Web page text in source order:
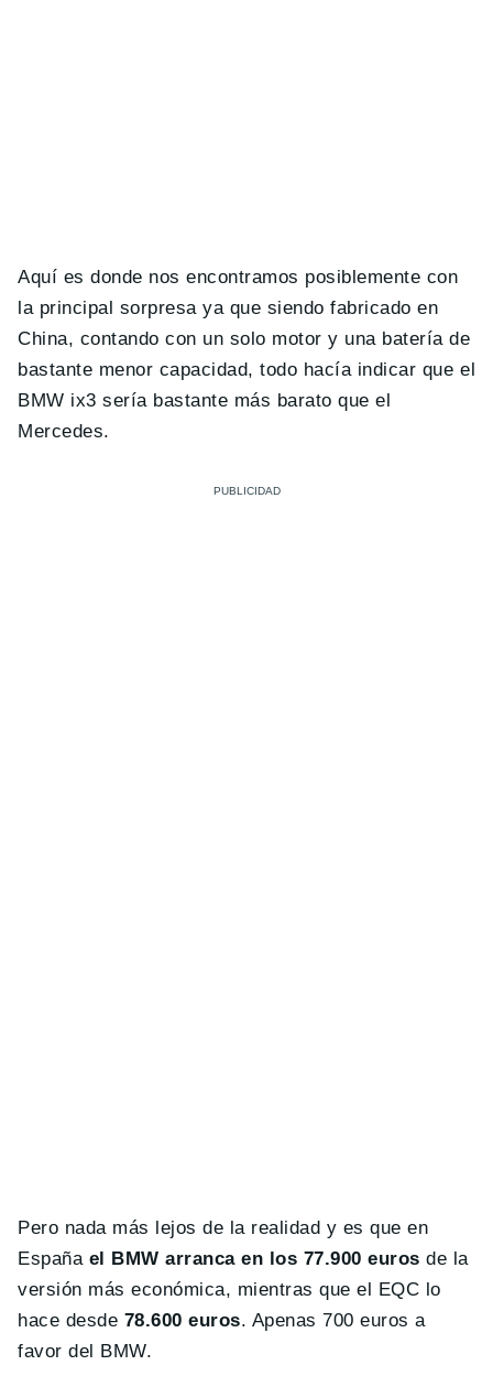
Aquí es donde nos encontramos posiblemente con
la principal sorpresa ya que siendo fabricado en
China, contando con un solo motor y una batería de
bastante menor capacidad, todo hacía indicar que el
BMW ix3 sería bastante más barato que el
Mercedes.
Pero nada más lejos de la realidad y es que en
Españael BMW arranca en los 77.900 euros de la
versión más económica, mientras que el EQC lo
hace desde 78.600 euros. Apenas 700 euros a
favor del BMW.